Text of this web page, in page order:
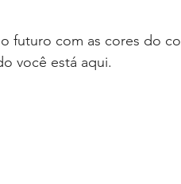
futuro com as cores do
você está aqui.